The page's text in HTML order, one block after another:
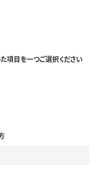
項目を一つご選択ください